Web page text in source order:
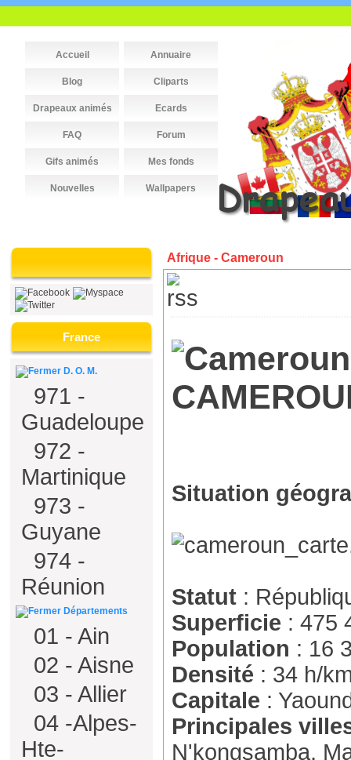
Accueil Annuaire
Blog Cliparts
Drapeaux animés Ecards
FAQ Forum
Gifs animés Mes fonds
Nouvelles Wallpapers
France
D. O. M.
971 -
Guadeloupe
972 -
Martinique
973 -
Guyane
974 -
Réunion
Départements
01 - Ain
02 - Aisne
03 - Allier
04 -Alpes-
Hte-
Afrique - Cameroun
Situation
Statut :
Superficie : 475
Population : 16
Densité : 34 h/
Capitale :
Principales
N'kongsamba,